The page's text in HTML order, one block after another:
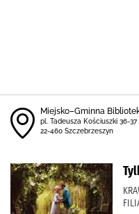
Miejsko–Gminna
pl. Tadeusza Kościuszki 36-37
22-460 Szczebrzeszyn